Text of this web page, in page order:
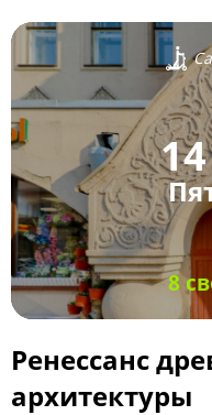
8
Ренессанс
архитектуры